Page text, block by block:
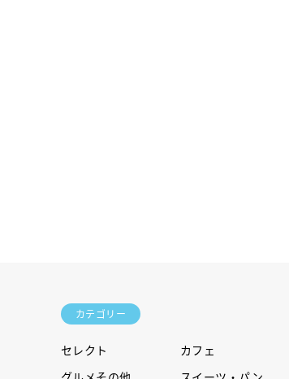
カテゴリー
セレクト カフェ